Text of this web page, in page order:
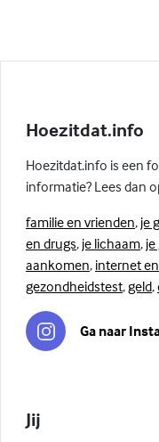
Hoezitdat.info
Hoezitdat.info is een
informatie? Lees dan
familie en vrienden, je
en drugs, je lichaam,
aankomen, internet
gezondheidstest, geld,
Ga naar
Jij